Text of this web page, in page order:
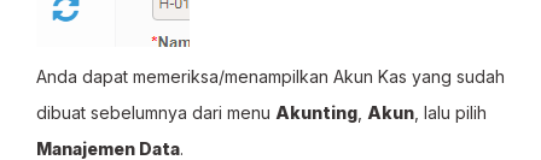
Anda dapat memeriksa/menampilkan Akun Kas yang sudah
dibuat sebelumnya dari menu Akunting Akun , lalu pilih
Manajemen Data.